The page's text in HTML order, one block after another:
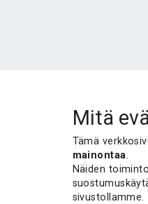
Mitä
Tämä
mainontaa.
Näiden
sivustollamme.